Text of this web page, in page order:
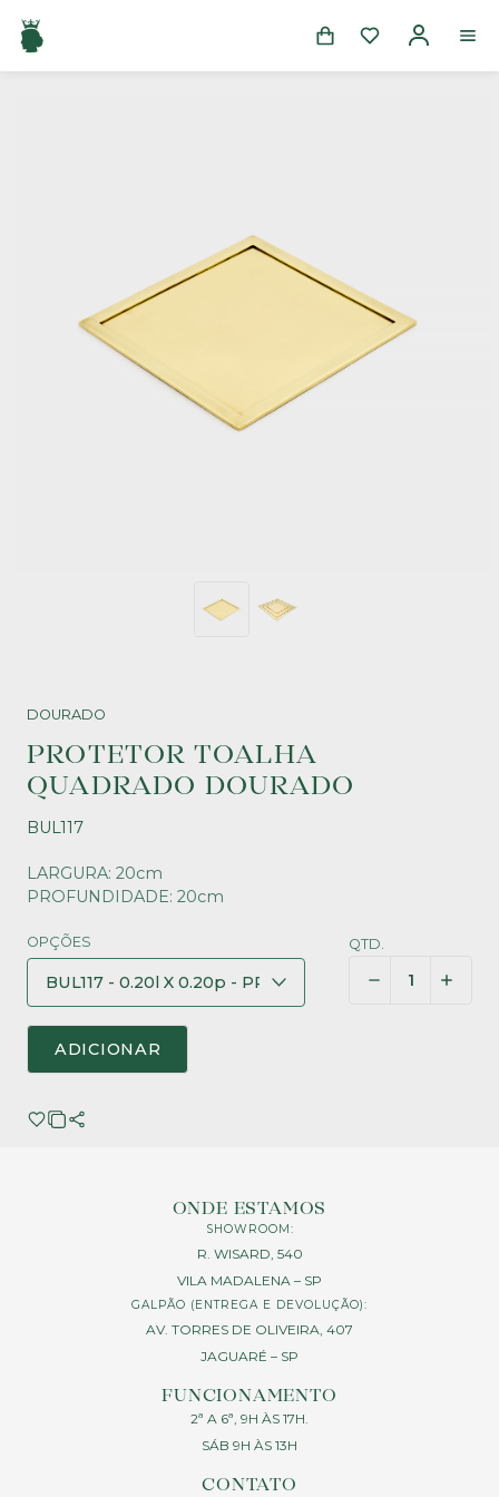
DOURADO
PROTETOR TOALHA
QUADRADO DOURADO
BUL117
LARGURA: 20cm
PROFUNDIDADE: 20cm
OPÇÕES QTD.
ADICIONAR
ONDE ESTAMOS
SHOWROOM:
R. WISARD, 540
VILA MADALENA – SP
GALPÃO (ENTREGA E DEVOLUÇÃO):
AV. TORRES DE OLIVEIRA, 407
JAGUARÉ – SP
FUNCIONAMENTO
2ª A 6ª, 9H ÀS 17H.
SÁB 9H ÀS 13H
CONTATO